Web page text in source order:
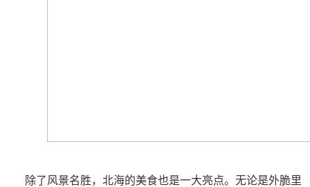
除了风景名胜，北海的美食也是一大亮点。无论是外脆里